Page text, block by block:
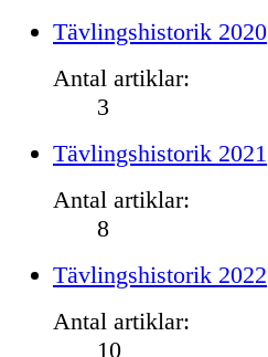
Tävlingshistorik 2020
Antal artiklar:
3
Tävlingshistorik 2021
Antal artiklar:
8
Tävlingshistorik 2022
Antal artiklar:
10